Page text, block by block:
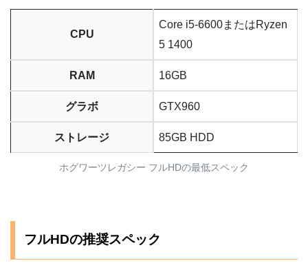
CPU
Core i5-6600またはRyzen
5 1400
RAM 16GB
グラボ GTX960
ストレージ 85GB HDD
ホグワーツレガシー フルHDの最低スペック
フルHDの推奨スペック